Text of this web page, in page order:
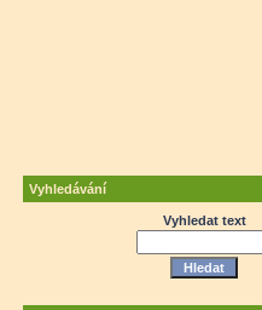
Vyhledávání
Vyhledat text